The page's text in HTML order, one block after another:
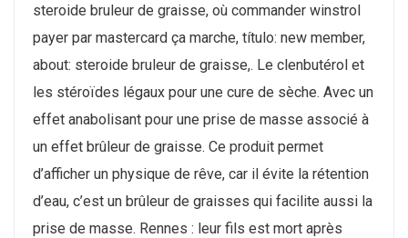
steroide bruleur de graisse, où commander winstrol
payer par mastercard ça marche, título: new member,
about: steroide bruleur de graisse,. Le clenbutérol et
les stéroïdes légaux pour une cure de sèche. Avec un
effet anabolisant pour une prise de masse associé à
un effet brûleur de graisse. Ce produit permet
d’afficher un physique de rêve, car il évite la rétention
d’eau, c’est un brûleur de graisses qui facilite aussi la
prise de masse. Rennes : leur fils est mort après